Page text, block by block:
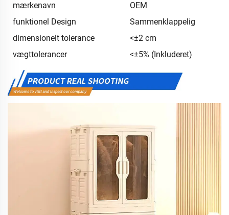
mærkenavn
OEM
funktionel Design
Sammenklappelig
dimensionelt tolerance
<±2 cm
vægttolerancer
<±5% (Inkluderet)